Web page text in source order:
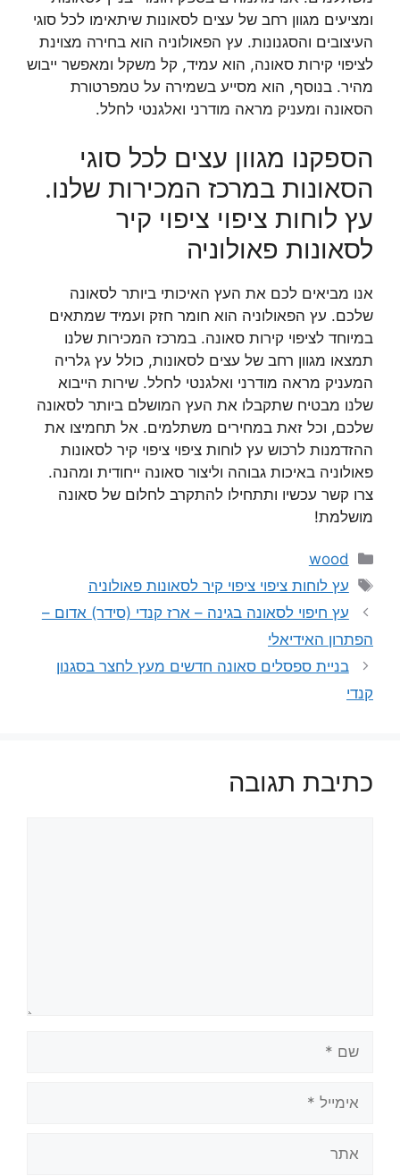
ומציעים מגוון רחב של עצים לסאונות שיתאימו לכל סוגי
העיצובים והסגנונות. עץ הפאולוניה הוא בחירה מצוינת
לציפוי קירות סאונה, הוא עמיד, קל משקל ומאפשר ייבוש
מהיר. בנוסף, הוא מסייע בשמירה על טמפרטורת
הסאונה ומעניק מראה מודרני ואלגנטי לחלל.
הספקנו מגוון עצים לכל סוגי
הסאונות במרכז המכירות שלנו.
עץ לוחות ציפוי ציפוי קיר
לסאונות פאולוניה
אנו מביאים לכם את העץ האיכותי ביותר לסאונה
שלכם. עץ הפאולוניה הוא חומר חזק ועמיד שמתאים
במיוחד לציפוי קירות סאונה. במרכז המכירות שלנו
תמצאו מגוון רחב של עצים לסאונות, כולל עץ גלריה
המעניק מראה מודרני ואלגנטי לחלל. שירות הייבוא
שלנו מבטיח שתקבלו את העץ המושלם ביותר לסאונה
שלכם, וכל זאת במחירים משתלמים. אל תחמיצו את
ההזדמנות לרכוש עץ לוחות ציפוי ציפוי קיר לסאונות
פאולוניה באיכות גבוהה וליצור סאונה ייחודית ומהנה.
צרו קשר עכשיו ותתחילו להתקרב לחלום של סאונה
מושלמת!
קטגוריות
wood
תגיות
עץ לוחות ציפוי ציפוי קיר לסאונות פאולוניה
עץ חיפוי לסאונה בגינה – ארז קנדי (סידר) אדום –
הפתרון האידיאלי
בניית ספסלים סאונה חדשים מעץ לחצר בסגנון
קנדי
כתיבת תגובה